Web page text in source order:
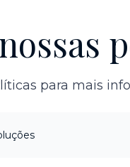
para mais